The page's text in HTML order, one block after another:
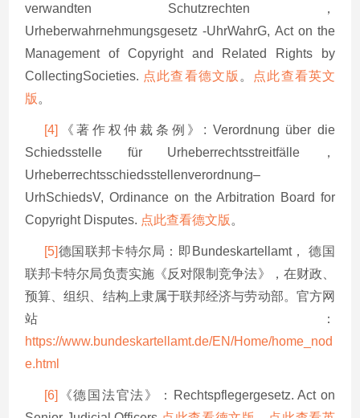
verwandten Schutzrechten，
Urheberwahrnehmungsgesetz -UhrWahrG, Act on the
Management of Copyright and Related Rights by
CollectingSocieties. 点此查看德文版 。 点此查看英文
版 。
[4]
《著作权仲裁条例》: Verordnung über die
Schiedsstelle für Urheberrechtsstreitfälle，
Urheberrechtsschiedsstellenverordnung–
UrhSchiedsV, Ordinance on the Arbitration Board for
Copyright Disputes. 点此查看德文版 。
[5]德国联邦卡特尔局：即Bundeskartellamt， 德国
联邦卡特尔局负责实施《反对限制竞争法》，在财政、
预算、组织、结构上隶属于联邦经济与劳动部。官方网
站：
https://www.bundeskartellamt.de/EN/Home/home_nod
e.html
[6]
《德国法官法》：Rechtspflegergesetz. Act on